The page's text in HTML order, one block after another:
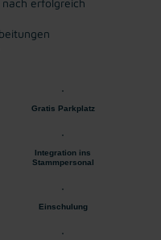
Gratis Parkplatz
Integration ins
Stammpersonal
Einschulung